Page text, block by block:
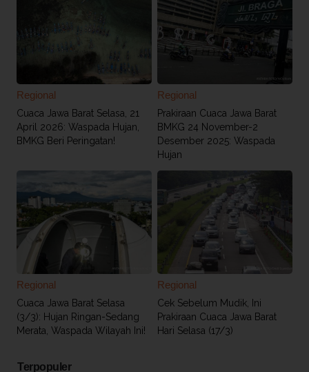
Regional
Cuaca Jawa Barat Selasa, 21
April 2026: Waspada Hujan,
BMKG Beri Peringatan!
Regional
Prakiraan Cuaca Jawa Barat
BMKG 24 November-2
Desember 2025: Waspada
Hujan
Regional
Cuaca Jawa Barat Selasa
(3/3): Hujan Ringan-Sedang
Merata, Waspada Wilayah Ini!
Regional
Cek Sebelum Mudik, Ini
Prakiraan Cuaca Jawa Barat
Hari Selasa (17/3)
Terpopuler